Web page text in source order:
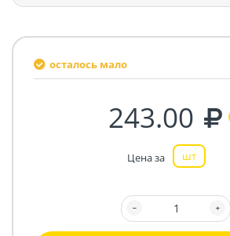
осталось мало
243.00
Цена за шт